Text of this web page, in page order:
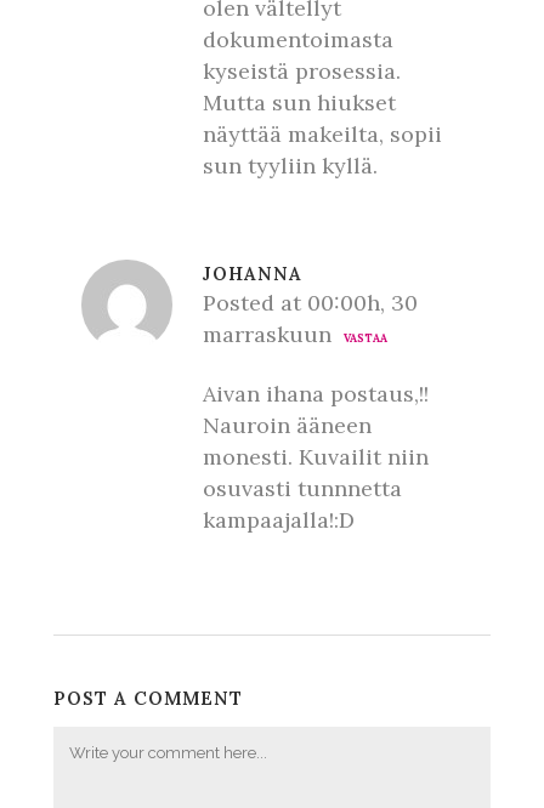
olen vältellyt
dokumentoimasta
kyseistä prosessia.
Mutta sun hiukset
näyttää makeilta, sopii
sun tyyliin kyllä.
JOHANNA
Posted at 00:00h, 30
marraskuun
VASTAA
Aivan ihana postaus,!!
Nauroin ääneen
monesti. Kuvailit niin
osuvasti tunnnetta
kampaajalla!:D
POST A COMMENT